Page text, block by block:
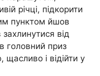
річці, підкорити
пунктом йшов
від
головний приз
і відійти у